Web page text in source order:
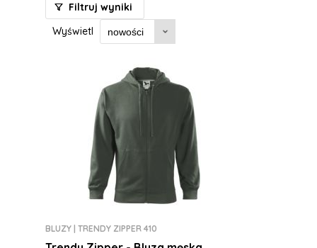
Filtruj wyniki
Wyświetl
BLUZY TRENDY ZIPPER 410